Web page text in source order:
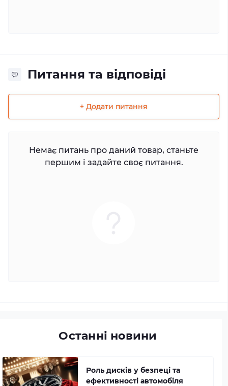
Питання та відповіді
+ Додати питання
Немає питань про даний товар, станьте
першим і задайте своє питання.
Останні новини
Роль дисків у безпеці та
ефективності автомобіля